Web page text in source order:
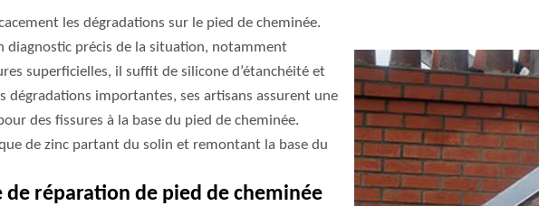
les dégradations sur le pied de cheminée.
diagnostic précis de la situation, notamment
superficielles, il suffit de silicone d’étanchéité et
dégradations importantes, ses artisans assurent une
des fissures à la base du pied de cheminée.
de zinc partant du solin et remontant la base du
de réparation de pied de cheminée